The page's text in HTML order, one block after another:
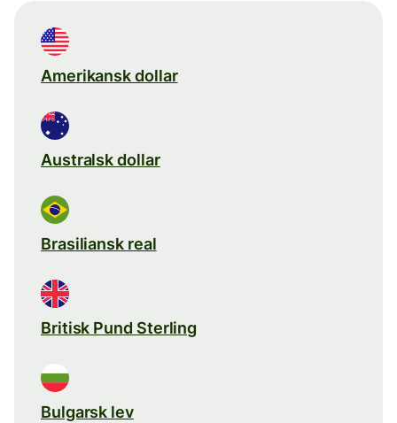
Amerikansk dollar
Australsk dollar
Brasiliansk real
Britisk Pund Sterling
Bulgarsk lev